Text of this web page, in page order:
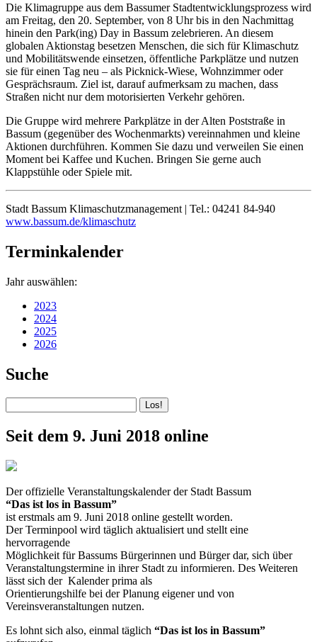
Die Klimagruppe aus dem Bassumer Stadtentwicklungsprozess wird
am Freitag, den 20. September, von 8 Uhr bis in den Nachmittag
hinein den Park(ing) Day in Bassum zelebrieren. An diesem
globalen Aktionstag besetzen Menschen, die sich für Klimaschutz
und Mobilitätswende einsetzen, öffentliche Parkplätze und nutzen
sie für einen Tag neu – als Picknick-Wiese, Wohnzimmer oder
Gesprächsraum. Ziel ist, darauf aufmerksam zu machen, dass
Straßen nicht nur dem motorisierten Verkehr gehören.
Die Gruppe wird mehrere Parkplätze in der Alten Poststraße in
Bassum (gegenüber des Wochenmarkts) vereinnahmen und kleine
Aktionen durchführen. Kommen Sie dazu und verweilen Sie einen
Moment bei Kaffee und Kuchen. Bringen Sie gerne auch
Klappstühle oder Spiele mit.
Stadt Bassum Klimaschutzmanagement | Tel.: 04241 84-940
www.bassum.de/klimaschutz
Terminkalender
Jahr auswählen:
2023
2024
2025
2026
Suche
Seit dem 9. Juni 2018 online
Der offizielle Veranstaltungskalender der Stadt Bassum
“Das ist los in Bassum”
ist erstmals am 9. Juni 2018 online gestellt worden.
Der Terminpool wird täglich aktualisiert und stellt eine
hervorragende
Möglichkeit für Bassums Bürgerinnen und Bürger dar, sich über
Veranstaltungstermine in ihrer Stadt zu informieren. Des Weiteren
lässt sich der Kalender prima als
Orientierungshilfe bei der Planung eigener und von
Vereinsveranstaltungen nutzen.
Es lohnt sich also, einmal täglich “Das ist los in Bassum”